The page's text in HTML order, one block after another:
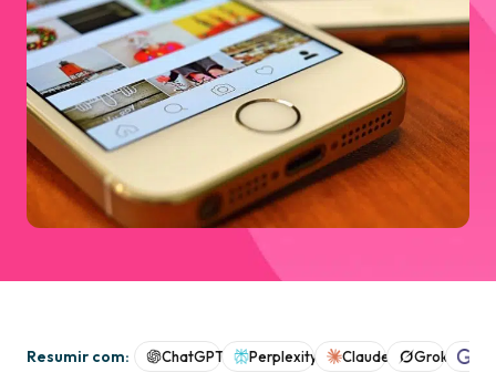
Resumir com: ChatGPT Perplexity Claude Grok